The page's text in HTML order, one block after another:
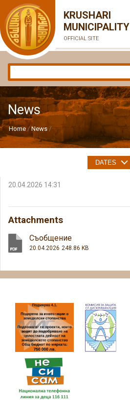
KRUSHARI
MUNICIPALITY
OFFICIAL SITE
News
Home News
20.04.2026 14:31
Attachments
Съобщение
20.04.2026 248.86 KB
DATES